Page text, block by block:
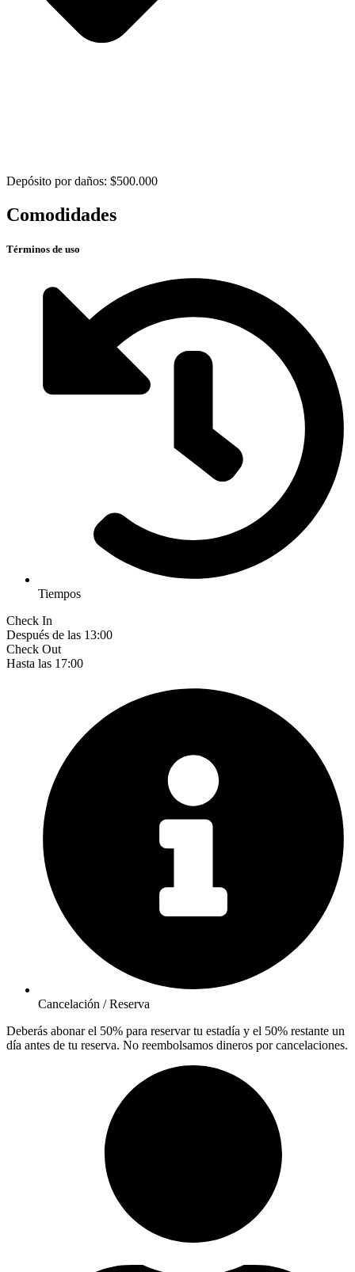
Depósito por daños: $500.000
Comodidades
Términos de uso
Tiempos
Check In
Después de las 13:00
Check Out
Hasta las 17:00
Cancelación / Reserva
Deberás abonar el 50% para reservar tu estadía y el 50% restante un
día antes de tu reserva. No reembolsamos dineros por cancelaciones.